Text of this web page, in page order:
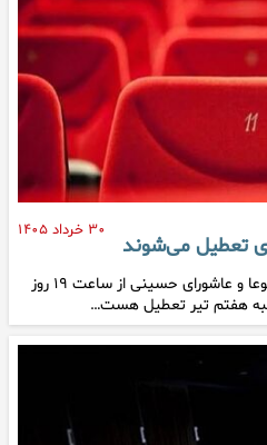
۳۰ خرداد ۱۴۰۵
تعطیل می‌شوند
سینماها با توجه به فرا رسیدن تاسوعا و عاشورای حسینی از ساعت ۱۹ روز
هفتم تیر تعطیل هست…